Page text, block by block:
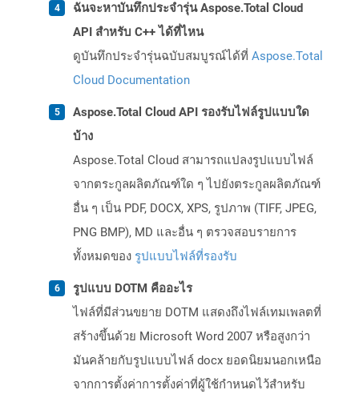
ฉันจะหาบันทึกประจำรุ่น Aspose.Total Cloud
API สำหรับ C++ ได้ที่ไหน
ดูบันทึกประจำรุ่นฉบับสมบูรณ์ได้ที่ Aspose.Total
Cloud Documentation
Aspose.Total Cloud API รองรับไฟล์รูปแบบใด
บ้าง
Aspose.Total Cloud สามารถแปลงรูปแบบไฟล์
จากตระกูลผลิตภัณฑ์ใด ๆ ไปยังตระกูลผลิตภัณฑ์
อื่น ๆ เป็น PDF, DOCX, XPS, รูปภาพ (TIFF, JPEG,
PNG BMP), MD และอื่น ๆ ตรวจสอบรายการ
ทั้งหมดของ รูปแบบไฟล์ที่รองรับ
รูปแบบ DOTM คืออะไร
ไฟล์ที่มีส่วนขยาย DOTM แสดงถึงไฟล์เทมเพลตที่
สร้างขึ้นด้วย Microsoft Word 2007 หรือสูงกว่า
มันคล้ายกับรูปแบบไฟล์ docx ยอดนิยมนอกเหนือ
จากการตั้งค่าการตั้งค่าที่ผู้ใช้กำหนดไว้สำหรับ